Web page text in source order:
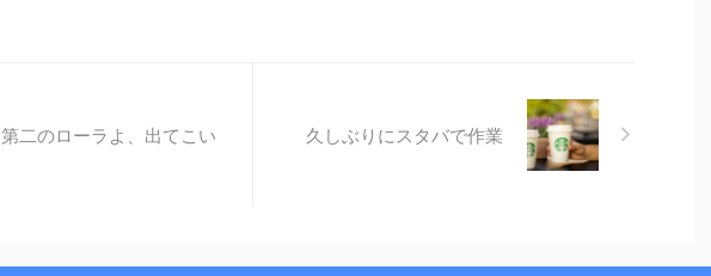
第二のローラよ、出てこい 久しぶりにスタバで作業